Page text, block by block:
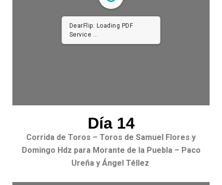
DearFlip: Loading PDF
Service ...
Día 14
Corrida de Toros – Toros de Samuel Flores y
Domingo Hdz para Morante de la Puebla – Paco
Ureña y Ángel Téllez